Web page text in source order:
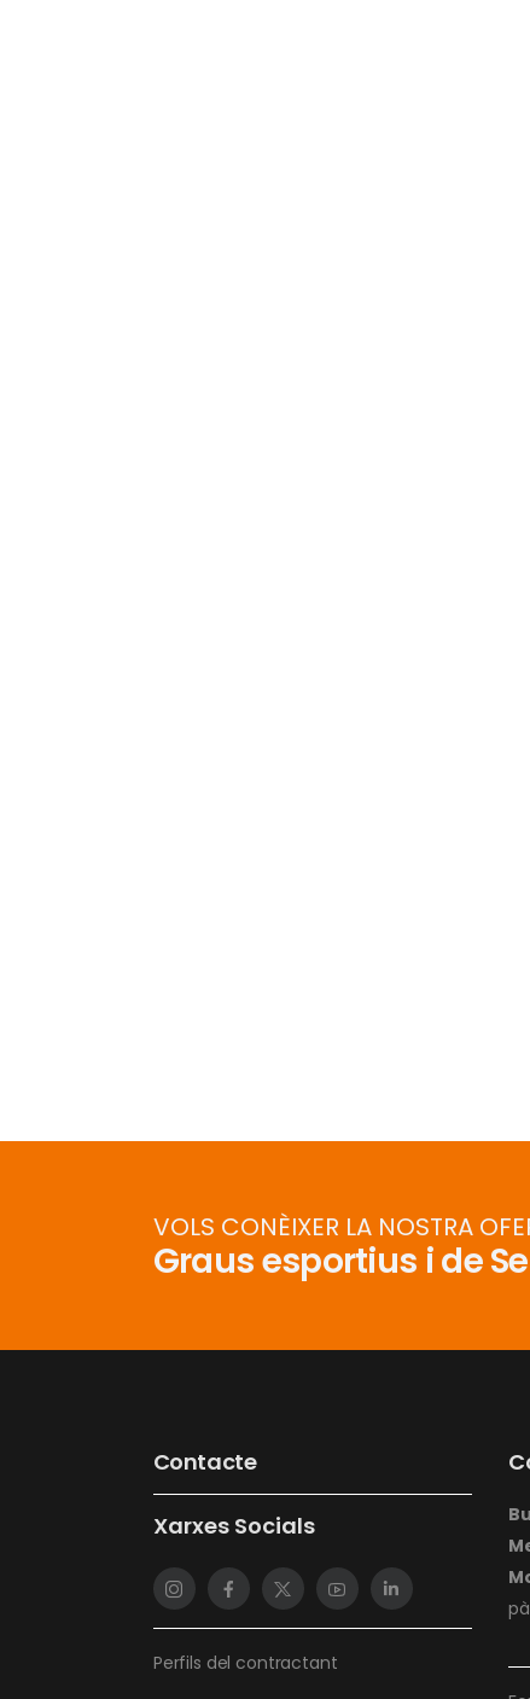
VOLS CONÈIXER LA NOSTRA
Graus esportius i de
Contacte
Xarxes Socials
Perfils del contractant